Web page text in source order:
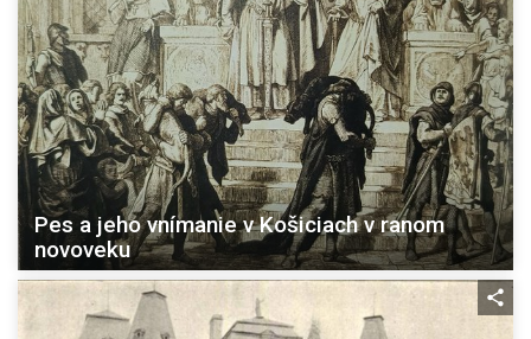
Pes a jeho vnímanie v Košiciach v ranom
novoveku